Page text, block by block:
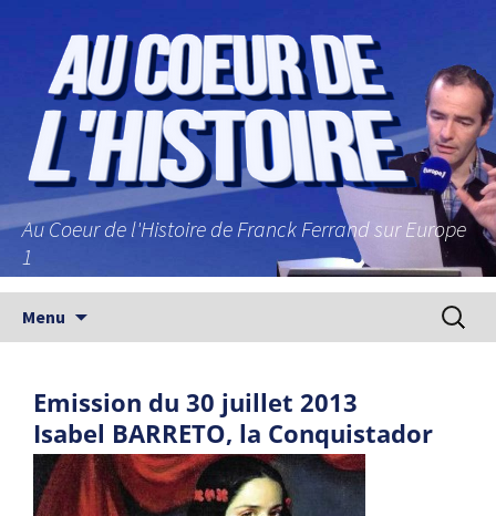
Au Coeur de l'Histoire de Franck Ferrand sur Europe
1
Menu
Emission du 30 juillet 2013
Isabel BARRETO, la Conquistador